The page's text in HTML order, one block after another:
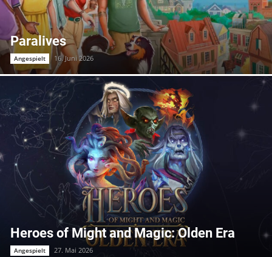
Paralives
Angespielt 16. Juni 2026
Heroes of Might and Magic: Olden Era
Angespielt 27. Mai 2026